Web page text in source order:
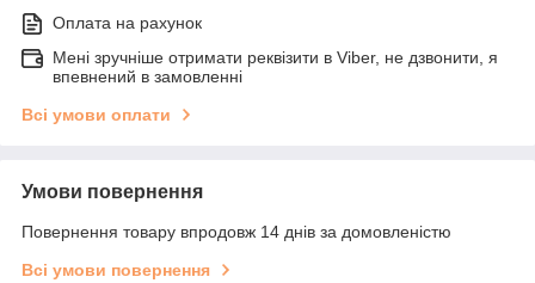
Оплата на рахунок
Мені зручніше отримати реквізити в Viber, не дзвонити, я
впевнений в замовленні
Всі умови оплати
Умови повернення
Повернення товару впродовж 14 днів за домовленістю
Всі умови повернення